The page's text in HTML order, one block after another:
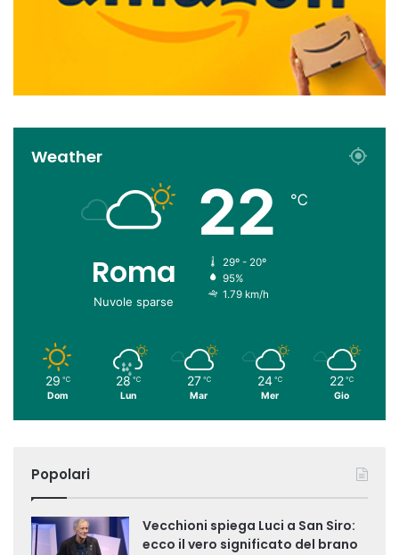
Weather
Roma
Nuvole sparse
22 ℃
29º - 20º
95%
1.79 km/h
29 ℃
Dom
28 ℃
Lun
27 ℃
Mar
24 ℃
Mer
22 ℃
Gio
Popolari
Vecchioni spiega Luci a San Siro:
ecco il vero significato del brano